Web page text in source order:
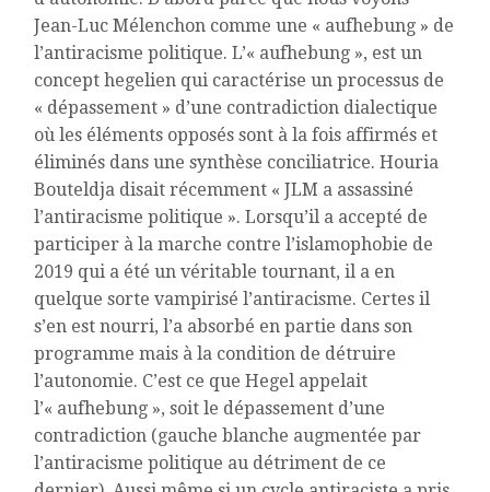
Jean-Luc Mélenchon comme une « aufhebung » de
l’antiracisme politique. L’« aufhebung », est un
concept hegelien qui caractérise un processus de
« dépassement » d’une contradiction dialectique
où les éléments opposés sont à la fois affirmés et
éliminés dans une synthèse conciliatrice. Houria
Bouteldja disait récemment « JLM a assassiné
l’antiracisme politique ». Lorsqu’il a accepté de
participer à la marche contre l’islamophobie de
2019 qui a été un véritable tournant, il a en
quelque sorte vampirisé l’antiracisme. Certes il
s’en est nourri, l’a absorbé en partie dans son
programme mais à la condition de détruire
l’autonomie. C’est ce que Hegel appelait
l’« aufhebung », soit le dépassement d’une
contradiction (gauche blanche augmentée par
l’antiracisme politique au détriment de ce